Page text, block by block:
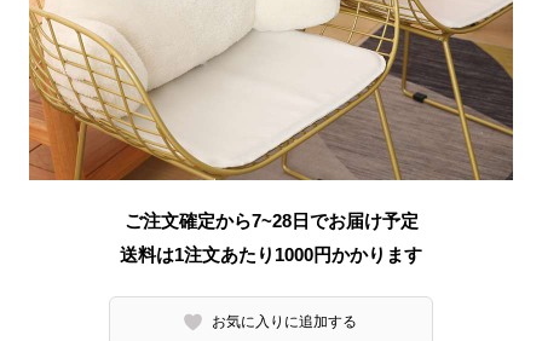
ご注文確定から7~28日でお届け予定
送料は1注文あたり 1000円かかります
お気に入りに追加する